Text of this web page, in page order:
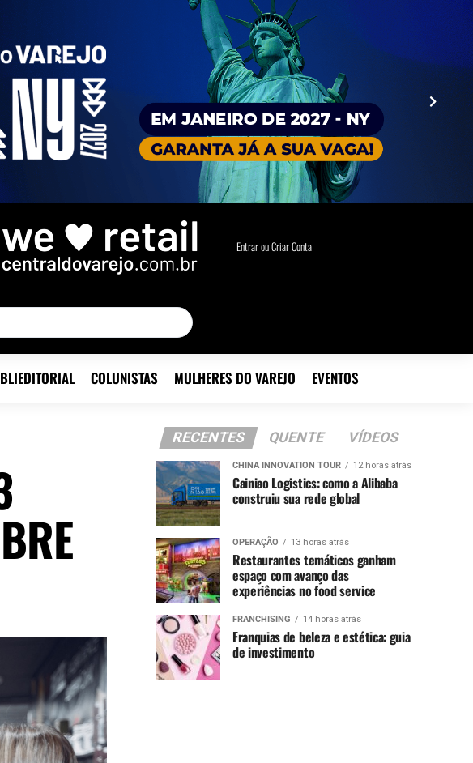
Entrar ou Criar Conta
COLUNISTAS MULHERES DO VAREJO EVENTOS
RECENTES QUENTE VÍDEOS
CHINA INNOVATION TOUR 12 horas atrás
Cainiao Logistics: como a Alibaba
construiu sua rede global
OPERAÇÃO 13 horas atrás
Restaurantes temáticos ganham
espaço com avanço das
experiências no food service
FRANCHISING 14 horas atrás
Franquias de beleza e estética: guia
de investimento